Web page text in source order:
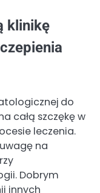
klinikę
do
całą szczękę w
leczenia.
na
Dobrym
innych